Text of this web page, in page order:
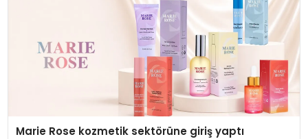
Marie Rose kozmetik sektörüne giriş yaptı